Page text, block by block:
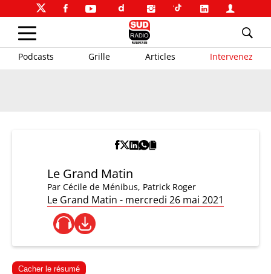
Podcasts Grille Articles Intervenez
Le Grand Matin
Par Cécile de Ménibus, Patrick Roger
Le Grand Matin - mercredi 26 mai 2021
Cacher le résumé